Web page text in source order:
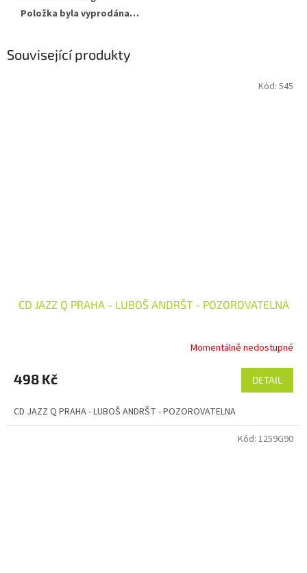
Položka byla vyprodána…
Související produkty
CD JAZZ Q PRAHA - LUBOŠ ANDRŠT - POZOROVATELNA
Momentálně nedostupné
498 Kč DETAIL
CD JAZZ Q PRAHA - LUBOŠ ANDRŠT - POZOROVATELNA
Kód: 545
Kód: 1259G90